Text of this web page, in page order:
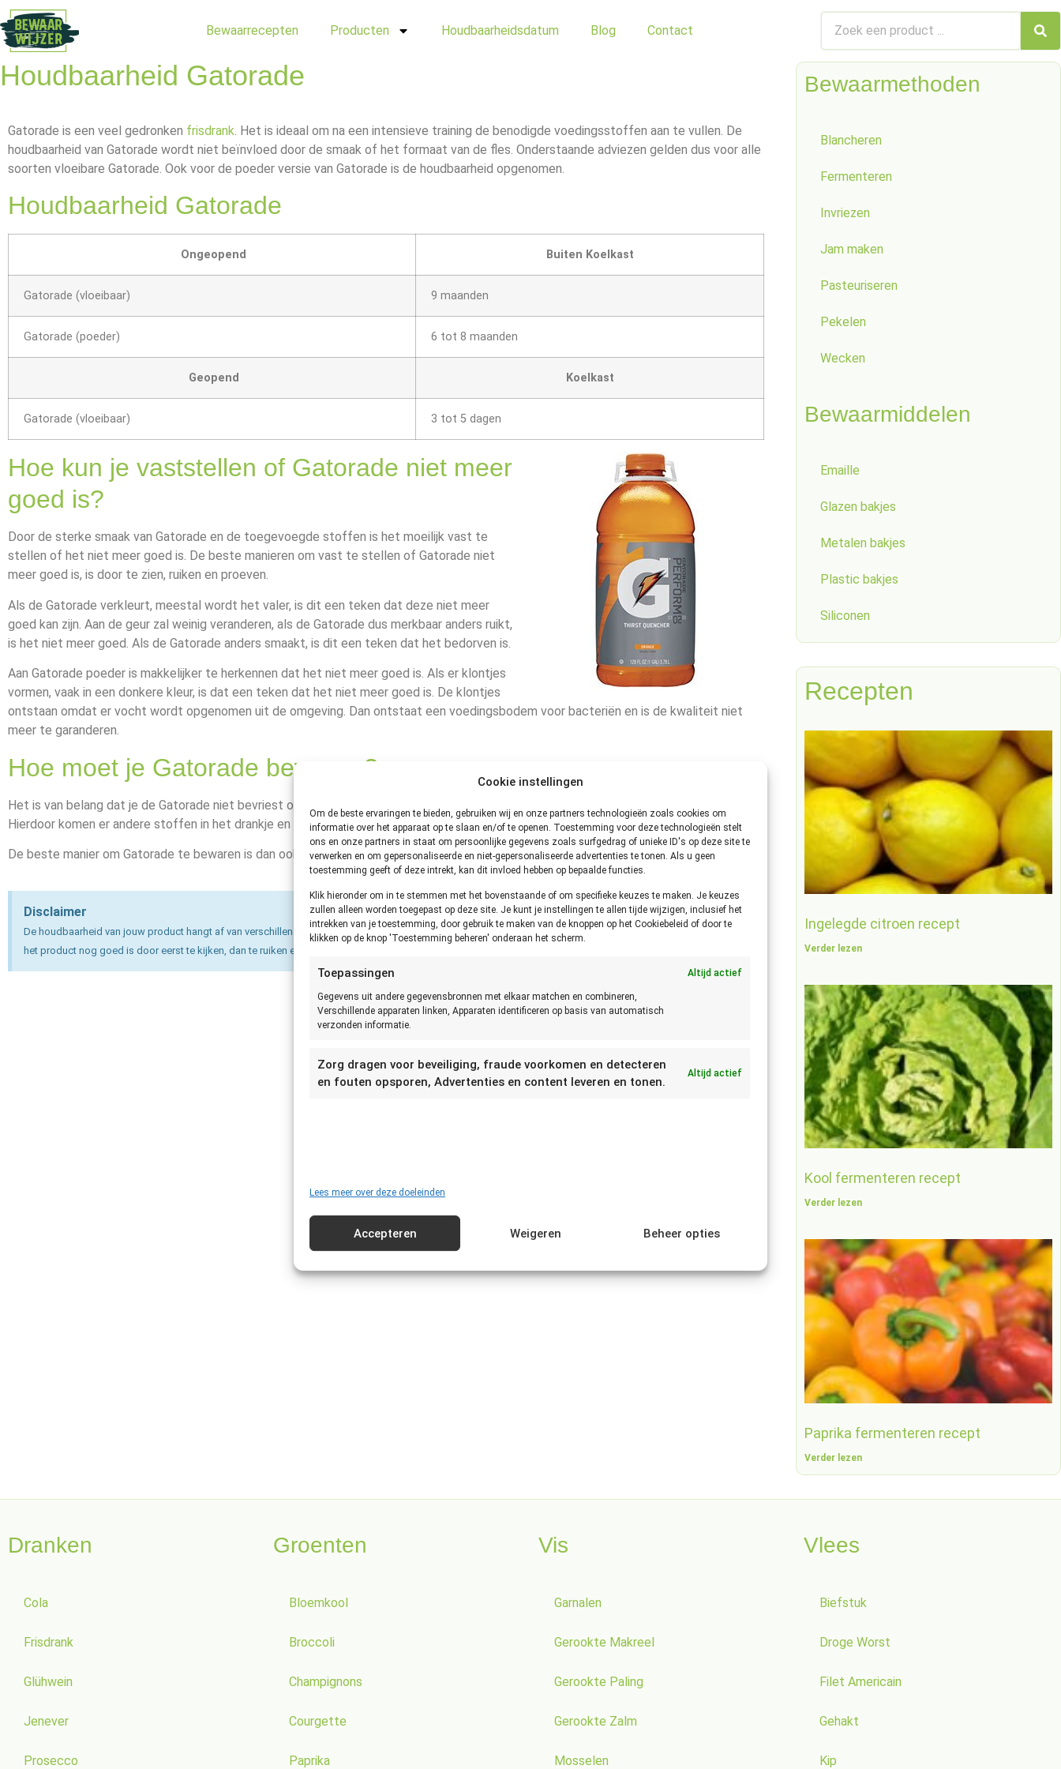
Cookie instellingen
Om de beste ervaringen te bieden, gebruiken wij en onze partners technologieën zoals cookies om
informatie over het apparaat op te slaan en/of te openen. Toestemming voor deze technologieën stelt
ons en onze partners in staat om persoonlijke gegevens zoals surfgedrag of unieke ID's op deze site te
verwerken en om gepersonaliseerde en niet-gepersonaliseerde advertenties te tonen. Als u geen
toestemming geeft of deze intrekt, kan dit invloed hebben op bepaalde functies.
Klik hieronder om in te stemmen met het bovenstaande of om specifieke keuzes te maken. Je keuzes
zullen alleen worden toegepast op deze site. Je kunt je instellingen te allen tijde wijzigen, inclusief het
intrekken van je toestemming, door gebruik te maken van de knoppen op het Cookiebeleid of door te
klikken op de knop 'Toestemming beheren' onderaan het scherm.
Toepassingen Altijd actief
Gegevens uit andere gegevensbronnen met elkaar matchen en combineren,
Verschillende apparaten linken, Apparaten identificeren op basis van automatisch
verzonden informatie.
Zorg dragen voor beveiliging, fraude voorkomen en detecteren
en fouten opsporen, Advertenties en content leveren en tonen.
Altijd actief
Lees meer over deze doeleinden
Accepteren Weigeren Beheer opties
Bewaarrecepten Producten Houdbaarheidsdatum Blog Contact
Houdbaarheid Gatorade
Gatorade is een veel gedronken frisdrank. Het is ideaal om na een intensieve training de benodigde voedingsstoffen aan te vullen. De
houdbaarheid van Gatorade wordt niet beïnvloed door de smaak of het formaat van de fles. Onderstaande adviezen gelden dus voor alle
soorten vloeibare Gatorade. Ook voor de poeder versie van Gatorade is de houdbaarheid opgenomen.
Houdbaarheid Gatorade
Ongeopend Buiten Koelkast
Gatorade (vloeibaar) 9 maanden
Gatorade (poeder) 6 tot 8 maanden
Geopend Koelkast
Gatorade (vloeibaar) 3 tot 5 dagen
Hoe kun je vaststellen of Gatorade niet meer
goed is?
Door de sterke smaak van Gatorade en de toegevoegde stoffen is het moeilijk vast te
stellen of het niet meer goed is. De beste manieren om vast te stellen of Gatorade niet
meer goed is, is door te zien, ruiken en proeven.
Als de Gatorade verkleurt, meestal wordt het valer, is dit een teken dat deze niet meer
goed kan zijn. Aan de geur zal weinig veranderen, als de Gatorade dus merkbaar anders ruikt,
is het niet meer goed. Als de Gatorade anders smaakt, is dit een teken dat het bedorven is.
Aan Gatorade poeder is makkelijker te herkennen dat het niet meer goed is. Als er klontjes
vormen, vaak in een donkere kleur, is dat een teken dat het niet meer goed is. De klontjes
ontstaan omdat er vocht wordt opgenomen uit de omgeving. Dan ontstaat een voedingsbodem voor bacteriën en is de kwaliteit niet
meer te garanderen.
Hoe moet je Gatorade bewaren?
Het is van belang dat je de Gatorade niet bevriest of opwarmt. Het plastic van het flesje kan bij deze temperaturen verslechteren.
Hierdoor komen er andere stoffen in het drankje en soms zelfs het plastic.
De beste manier om Gatorade te bewaren is dan ook koel en droog. Denk hierbij aan een voorraadkast of de bijkeuken.
Disclaimer
De houdbaarheid van jouw product hangt af van verschillende factoren en kan daarom afwijken van de hier getoonde houdbaarheid! Stel daarom altijd vast of
het product nog goed is door eerst te kijken, dan te ruiken en dan pas te proeven. Bij twijfel altijd het product weggooien.
Bewaarmethoden
Blancheren
Fermenteren
Invriezen
Jam maken
Pasteuriseren
Pekelen
Wecken
Bewaarmiddelen
Emaille
Glazen bakjes
Metalen bakjes
Plastic bakjes
Siliconen
Recepten
Ingelegde citroen recept
Verder lezen
Kool fermenteren recept
Verder lezen
Paprika fermenteren recept
Verder lezen
Dranken
Cola
Frisdrank
Glühwein
Jenever
Prosecco
Groenten
Bloemkool
Broccoli
Champignons
Courgette
Paprika
Vis
Garnalen
Gerookte Makreel
Gerookte Paling
Gerookte Zalm
Mosselen
Vlees
Biefstuk
Droge Worst
Filet Americain
Gehakt
Kip